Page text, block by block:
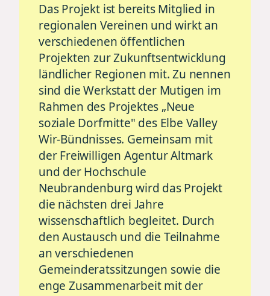
Das Projekt ist bereits Mitglied in
regionalen Vereinen und wirkt an
verschiedenen öffentlichen
Projekten zur Zukunftsentwicklung
ländlicher Regionen mit. Zu nennen
sind die Werkstatt der Mutigen im
Rahmen des Projektes „Neue
soziale Dorfmitte" des Elbe Valley
Wir-Bündnisses. Gemeinsam mit
der Freiwilligen Agentur Altmark
und der Hochschule
Neubrandenburg wird das Projekt
die nächsten drei Jahre
wissenschaftlich begleitet. Durch
den Austausch und die Teilnahme
an verschiedenen
Gemeinderatssitzungen sowie die
enge Zusammenarbeit mit der